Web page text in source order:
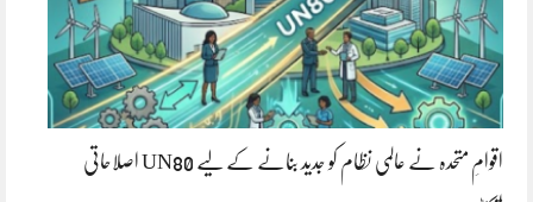
اقوامِ متحدہ نے عالمی نظام کو جدید بنانے کے لیے UN80 اصلاحاتی